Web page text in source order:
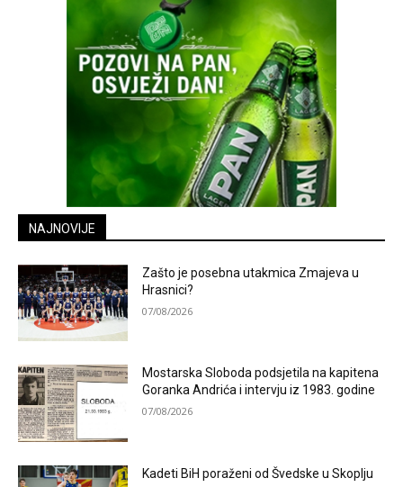
NAJNOVIJE
Zašto je posebna utakmica Zmajeva u
Hrasnici?
07/08/2026
Mostarska Sloboda podsjetila na kapitena
Goranka Andrića i intervju iz 1983. godine
07/08/2026
Kadeti BiH poraženi od Švedske u Skoplju